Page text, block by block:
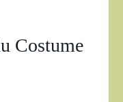
Costume